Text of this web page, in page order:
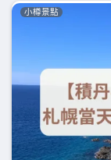
小樽景點